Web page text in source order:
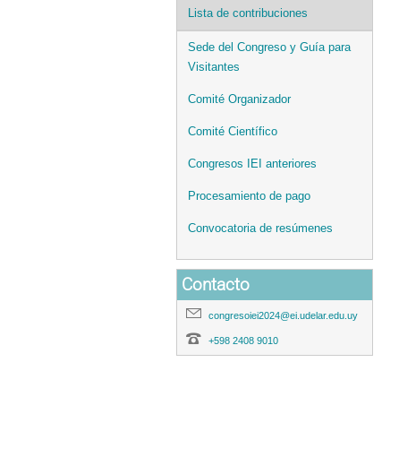
Lista de contribuciones
Sede del Congreso y Guía para
Visitantes
Comité Organizador
Comité Científico
Congresos IEI anteriores
Procesamiento de pago
Convocatoria de resúmenes
Contacto
congresoiei2024@ei.udelar.edu.uy
+598 2408 9010